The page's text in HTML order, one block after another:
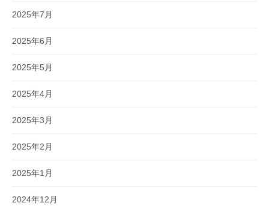
2025年7月
2025年6月
2025年5月
2025年4月
2025年3月
2025年2月
2025年1月
2024年12月